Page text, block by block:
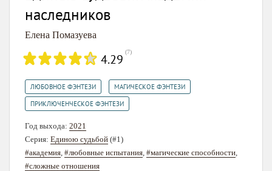
наследников
Елена Помазуева
4.29 (7)
ЛЮБОВНОЕ ФЭНТЕЗИ МАГИЧЕСКОЕ ФЭНТЕЗИ
ПРИКЛЮЧЕНЧЕСКОЕ ФЭНТЕЗИ
Год выхода: 2021
Серия: Единою судьбой (#1)
#академия #любовные испытания #магические способности
#сложные отношения